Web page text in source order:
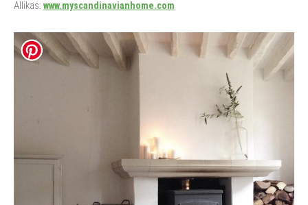
Allikas: www.myscandinavianhome.com